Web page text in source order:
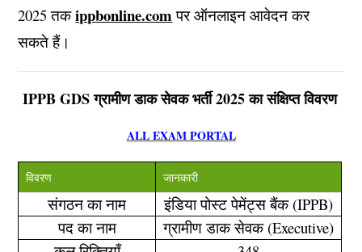
2025 तकippbonline.com पर ऑनलाइन आवेदन कर
सकते हैं।
IPPB GDS ग्रामीण डाक सेवक भर्ती 2025 का संक्षिप्त विवरण
ALL EXAM PORTAL
विवरण जानकारी
संगठन का नाम
इंडिया पोस्ट पेमेंट्स बैंक (IPPB)
पद का नाम
ग्रामीण डाक सेवक (Executive)